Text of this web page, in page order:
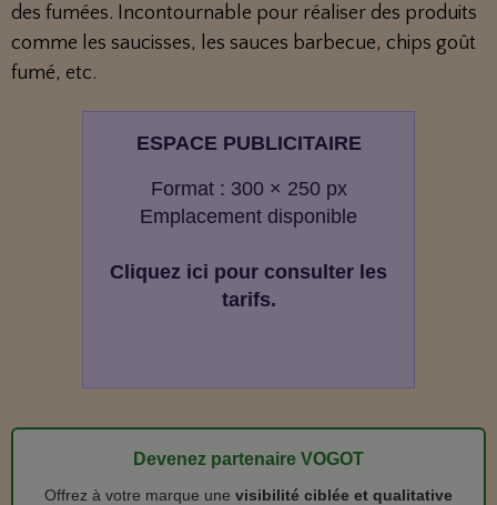
des fumées. Incontournable pour réaliser des produits
comme les saucisses, les sauces barbecue, chips goût
fumé, etc.
ESPACE PUBLICITAIRE
Format : 300 × 250 px
Emplacement disponible
Cliquez ici pour consulter les
tarifs.
Devenez partenaire VOGOT
Offrez à votre marque une visibilité ciblée et qualitative